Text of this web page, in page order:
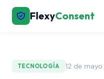
FlexyConsent
TECNOLOGÍA 12 de